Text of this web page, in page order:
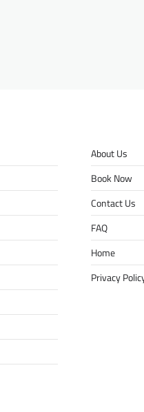
About Us
Book Now
Contact Us
FAQ
Home
Privacy